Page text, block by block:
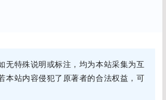
无特殊说明或标注，均为本站采集为互
本站内容侵犯了原著者的合法权益，可